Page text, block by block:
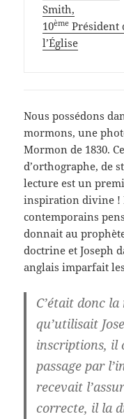
Smith,
10ème Président
l’Église
Nous possédons
mormons, une
Mormon de 1830.
d’orthographe, de
lecture est un
inspiration divine !
contemporains
donnait au
doctrine et Joseph
anglais imparfait
C’était donc
qu’utilisait
inscriptions, il
passage par
recevait
correcte, il la